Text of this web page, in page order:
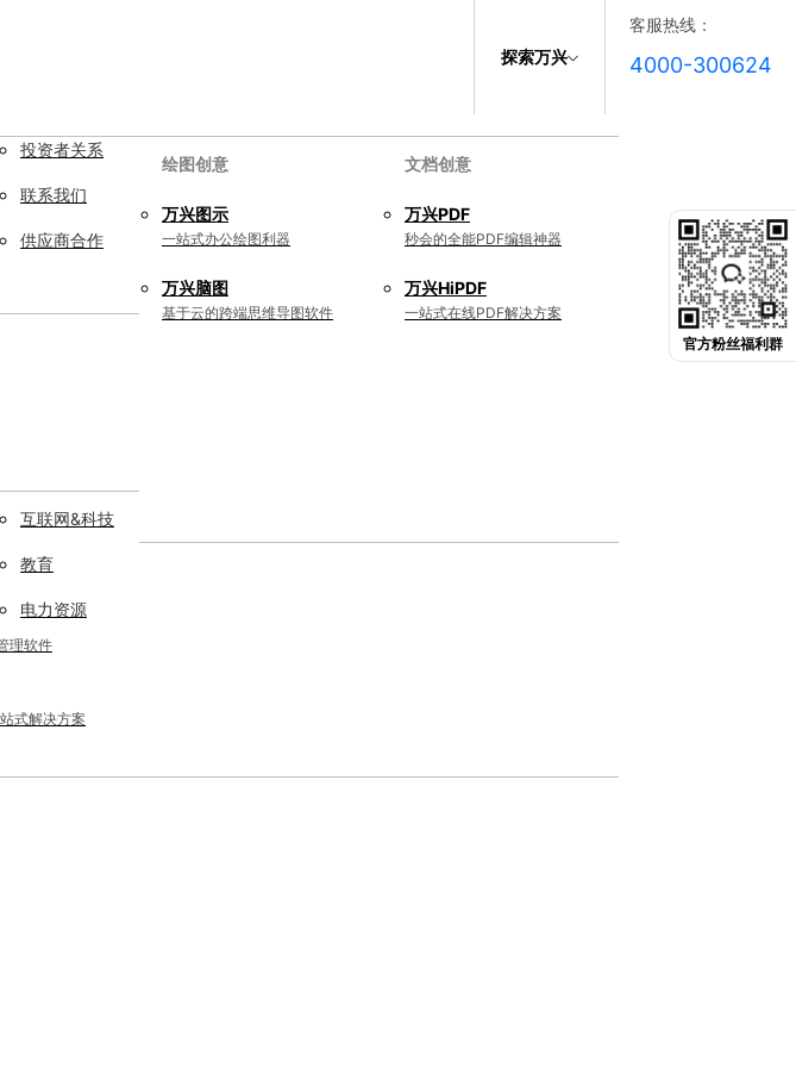
探索万兴
客服热线：
4000-300624
影视内容创作平
大师
SelfyzAI
绘图创意
万兴图示
一站式办公绘图利器
万兴脑图
基于云的跨端思维导图软件
文档创意
万兴PDF
秒会的全能PDF编辑神器
万兴HiPDF
一站式在线PDF解决方案
理软件
式解决方案
互联网&科技
教育
电力资源
投资者关系
联系我们
供应商合作
官方粉丝福利群